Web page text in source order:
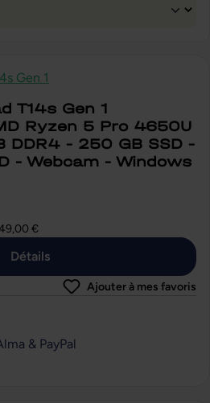
T14s Gen 1
Ryzen 5 Pro 4650U
DDR4 - 250 GB SSD -
- Webcam - Windows
€
Détails
étoiles
Ajouter à mes favoris
& PayPal